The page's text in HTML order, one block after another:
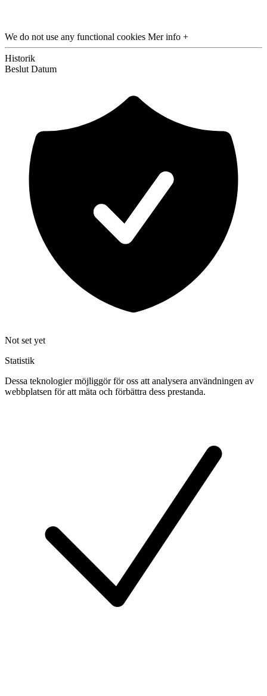
We do not use any functional cookies Mer info +
Historik
Beslut Datum
Not set yet
Statistik
Dessa teknologier möjliggör för oss att analysera användningen av
webbplatsen för att mäta och förbättra dess prestanda.